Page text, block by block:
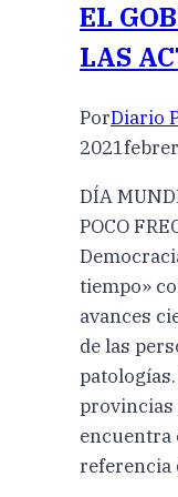
EL
LAS
PorDiario
2021
DÍA
POCO
tiempo»
avances
de las
provincias
encuentra
referencia